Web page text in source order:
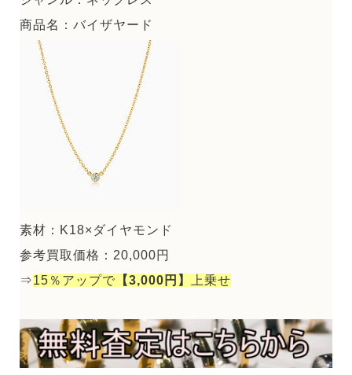
商品名：バイザヤード
素材：K18×ダイヤモンド
参考買取価格：20,000円
⇒15％アップで 【3,000円】 上乗せ